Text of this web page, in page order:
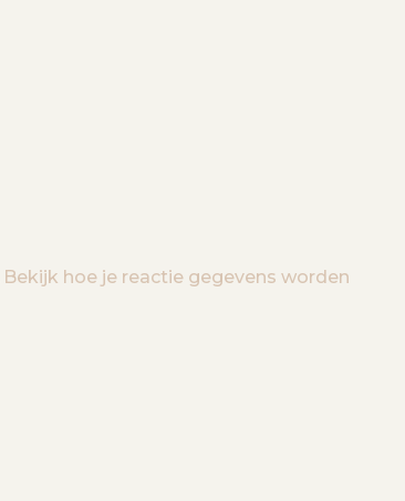
Bekijk hoe je reactie gegevens worden